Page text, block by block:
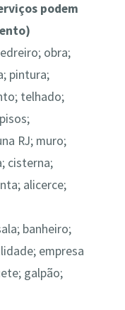
podem
obra;
pintura;
telhado;
RJ; muro;
cisterna;
alicerce;
banheiro;
empresa
galpão;